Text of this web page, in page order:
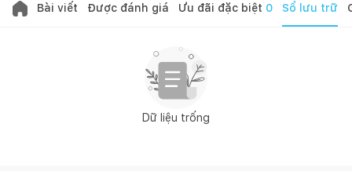
Bài viết Được đánh giá Ưu đãi đặc biệt 0 Sổ lưu trữ
Dữ liệu trống